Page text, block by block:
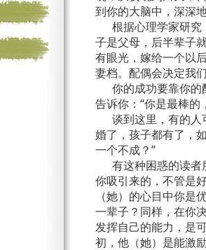
到你的大脑中，深深
根据心理学家研究
子是父母，后半辈子
有眼光，嫁给一个以
妻档。配偶会决定我
你的成功要靠你的
告诉你：“你是最棒
谈到这里，有的人
婚了，孩子都有了，
一个不成？”
有这种困惑的读者
你吸引来的，不管是
（她）的心目中你
一辈子？同样，在你
发挥自己的能力，是
初，他（她）是能激